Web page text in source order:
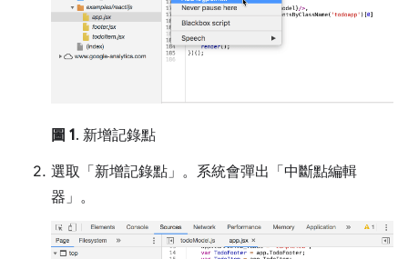
圖 1. 新增記錄點
選取「新增記錄點」 。系統會彈出「中斷點編輯
器」 。